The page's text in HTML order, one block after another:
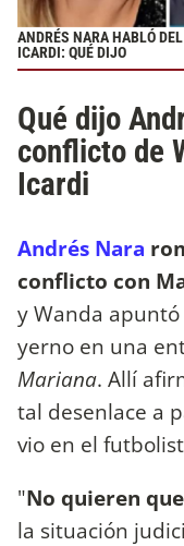
ANDRÉS NARA HABLÓ
ICARDI: QUÉ DIJO
Qué dijo
conflicto de
Icardi
Andrés Nara
conflicto con
y Wanda
yerno en una
Mariana. Allí
tal desenlace a
vio en el
"No quieren
la situación